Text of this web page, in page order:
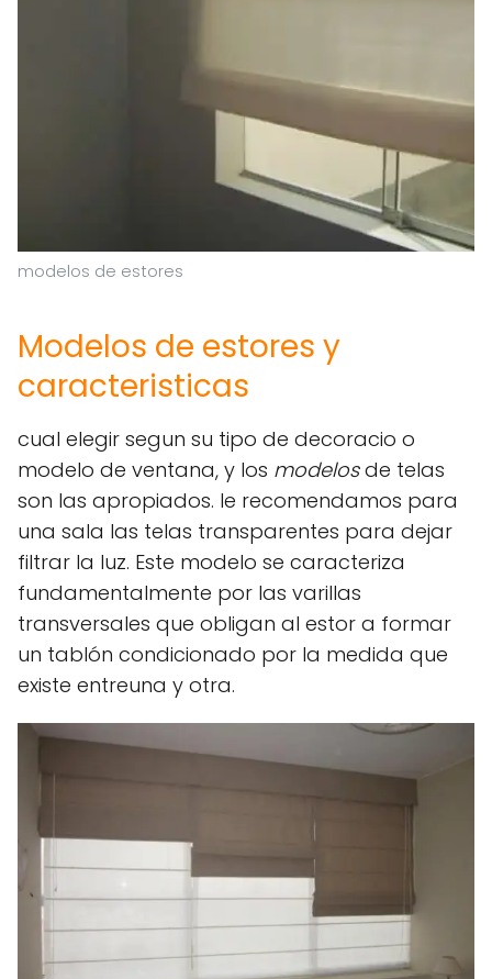
modelos de estores
Modelos de estores y
caracteristicas
cual elegir segun su tipo de decoracio o
modelo de ventana, y los modelosde telas
son las apropiados. le recomendamos para
una sala las telas transparentes para dejar
filtrar la luz. Este modelo se caracteriza
fundamentalmente por las varillas
transversales que obligan al estor a formar
un tablón condicionado por la medida que
existe entreuna y otra.